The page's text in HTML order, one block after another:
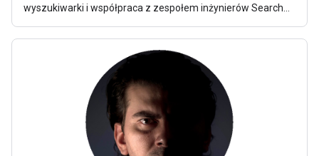
wyszukiwarki i współpraca z zespołem inżynierów Search